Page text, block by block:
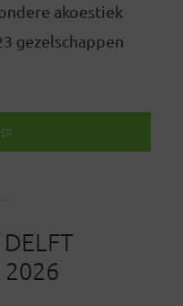
akoestiek
gezelschappen
2026